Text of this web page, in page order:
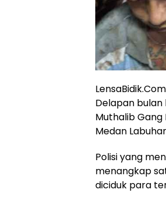
Delapan bulan
Muthalib Gang
Medan
Polisi yang
menangkap
diciduk para